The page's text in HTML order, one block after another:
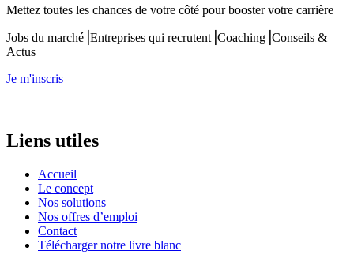
Mettez toutes les chances de votre côté pour booster votre carrière
Jobs du marché⎟Entreprises qui recrutent⎟Coaching⎟Conseils &
Actus
Je m'inscris
Liens utiles
Accueil
Le concept
Nos solutions
Nos offres d’emploi
Contact
Télécharger notre livre blanc